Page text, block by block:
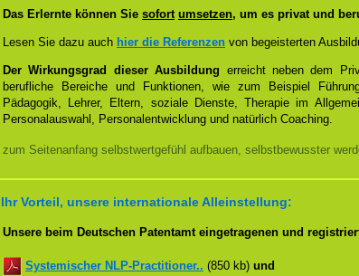
Das Erlernte können Sie sofort umsetzen, um es privat und
Lesen Sie dazu auch hier die Referenzen von begeisterten
Der Wirkungsgrad dieser Ausbildung erreicht neben dem
berufliche Bereiche und Funktionen, wie zum Beispiel
Pädagogik, Lehrer, Eltern, soziale Dienste, Therapie im
Personalauswahl, Personalentwicklung und natürlich Coaching.
zum Seitenanfang selbstwertgefühl aufbauen, selbstbewusster
Ihr Vorteil, unsere internationale Alleinstellung:
Unsere beim Deutschen Patentamt eingetragenen und
Systemischer NLP-Practitioner.. (850 kb) und